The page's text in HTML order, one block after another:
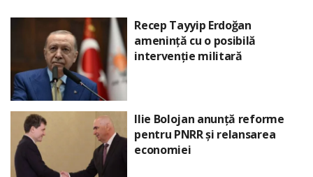
Recep Tayyip Erdoğan
amenință cu o posibilă
intervenție militară
Ilie Bolojan anunță reforme
pentru PNRR și relansarea
economiei